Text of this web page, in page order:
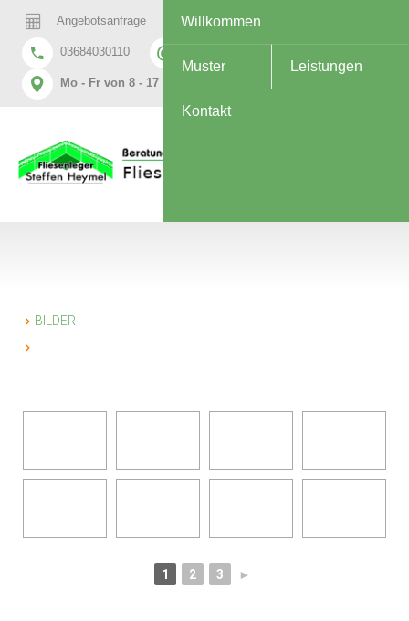
Angebotsanfrage Terminanfrage
03684030110
Mo - Fr von 8 - 17 Uhr
Willkommen
Muster Leistungen
Kontakt
BILDER
1 2 3 ►